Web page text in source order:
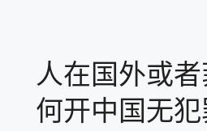
人在国外或
何开中国无犯